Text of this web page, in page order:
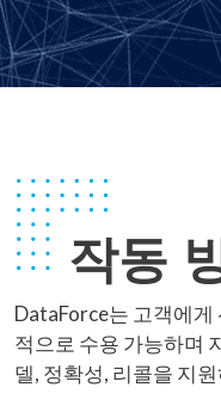
작동
DataForce는 고객에
적으로 수용 가능하며
델, 정확성, 리콜을 지